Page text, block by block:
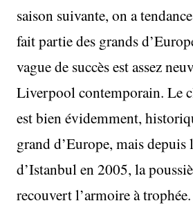
saison suivante, on a
fait partie des grands
vague de succès est assez
Liverpool contemporain. Le
est bien évidemment,
grand d’Europe, mais depuis
d’Istanbul en 2005, la
recouvert l’armoire à trophée.